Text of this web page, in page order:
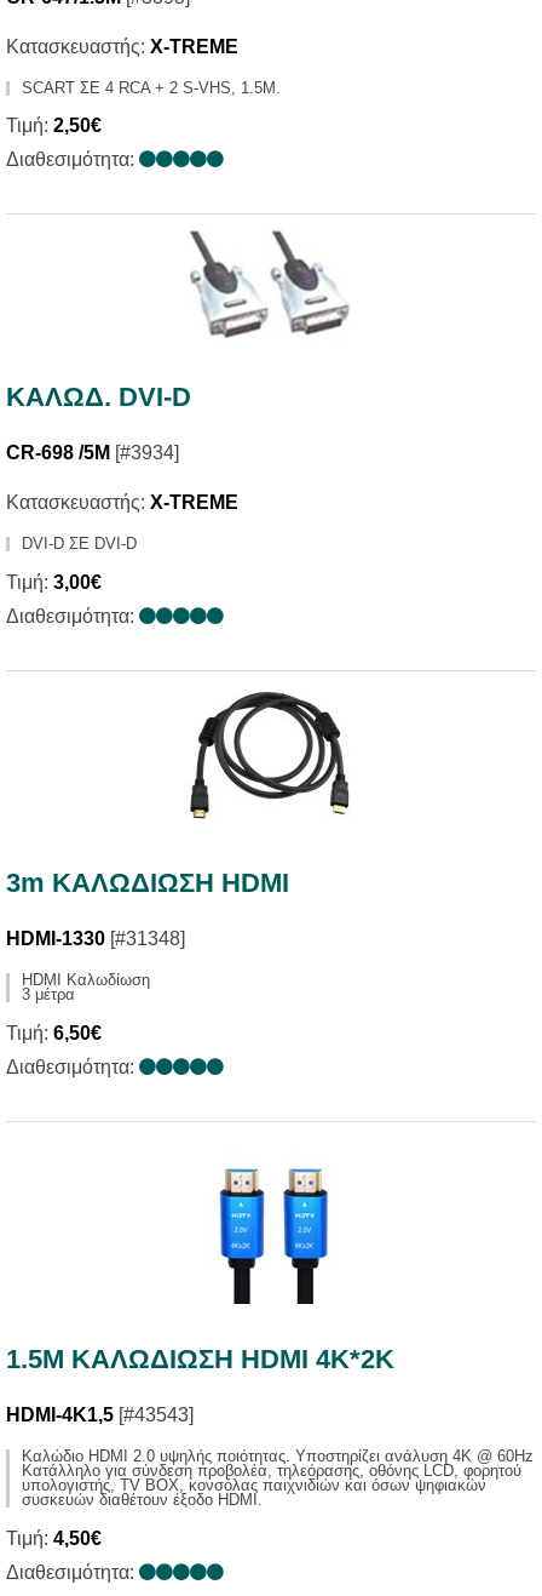
Κατασκευαστής: X-TREME
SCART ΣΕ 4 RCA + 2 S-VHS, 1.5Μ.
Τιμή: 2,50€
Διαθεσιμότητα:
ΚΑΛΩΔ. DVI-D
CR-698 /5M [#3934]
Κατασκευαστής: X-TREME
DVI-D ΣΕ DVI-D
Τιμή: 3,00€
Διαθεσιμότητα:
3m ΚΑΛΩΔIΩΣΗ HDMI
HDMI-1330 [#31348]
HDMI Καλωδίωση
3 μέτρα
Τιμή: 6,50€
Διαθεσιμότητα:
1.5M ΚΑΛΩΔIΩΣΗ HDMI 4K*2K
HDMI-4K1,5 [#43543]
Καλώδιο HDMI 2.0 υψηλής ποιότητας. Υποστηρίζει ανάλυση 4Κ @ 60Hz
Κατάλληλο για σύνδεση προβολέα, τηλεόρασης, οθόνης LCD, φορητού
υπολογιστής, TV BOX, κονσόλας παιχνιδιών και όσων ψηφιακών
συσκευών διαθέτουν έξοδο HDMI.
Τιμή: 4,50€
Διαθεσιμότητα: